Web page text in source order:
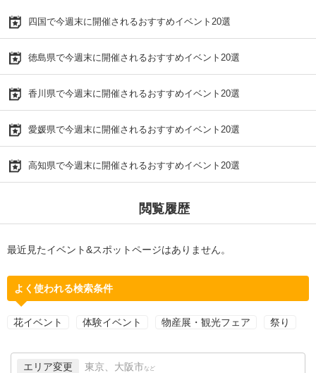
四国で今週末に開催されるおすすめイベント20選
徳島県で今週末に開催されるおすすめイベント20選
香川県で今週末に開催されるおすすめイベント20選
愛媛県で今週末に開催されるおすすめイベント20選
高知県で今週末に開催されるおすすめイベント20選
閲覧履歴
最近見たイベント&スポットページはありません。
よく使われる検索条件
花イベント 体験イベント 物産展・観光フェア 祭り
エリア変更 東京、大阪市 など